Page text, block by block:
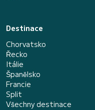
Destinace
Chorvatsko
Řecko
Itálie
Španělsko
Francie
Split
Všechny destinace